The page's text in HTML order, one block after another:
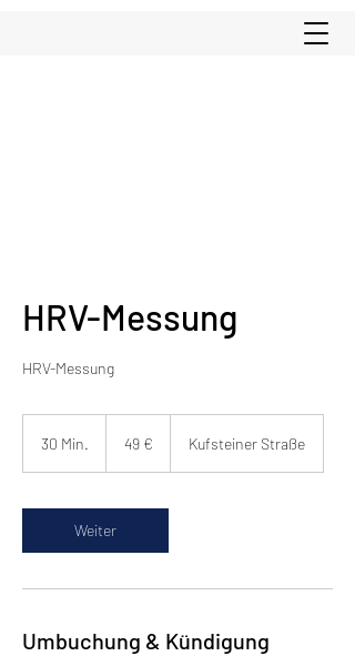
HRV-Messung
HRV-Messung
30 Min.
i
n
.
49 € Kufsteiner Straße
Weiter
Umbuchung & Kündigung